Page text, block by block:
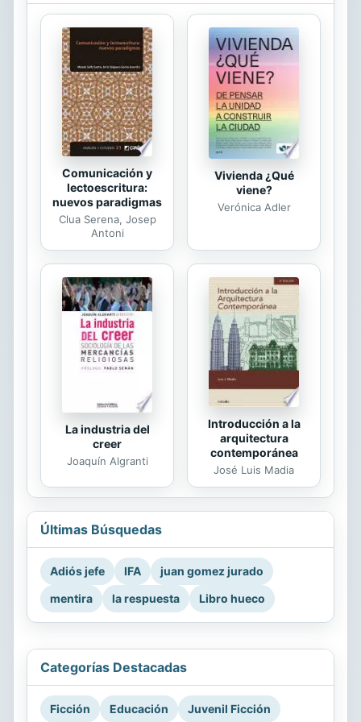
igualdad de oportunidades en las
sociedades contemporáneas, han
sido estudiados por diversos autores
en esta obra.
Comunicación y
lectoescritura:
nuevos paradigmas
Clua Serena, Josep
Antoni
Vivienda ¿Qué
viene?
Verónica Adler
La industria del
creer
Joaquín Algranti
Introducción a la
arquitectura
contemporánea
José Luis Madia
Últimas Búsquedas
Adiós jefe IFA
juan gomez jurado
mentira
la respuesta Libro hueco
Categorías Destacadas
Ficción Educación Juvenil Ficción